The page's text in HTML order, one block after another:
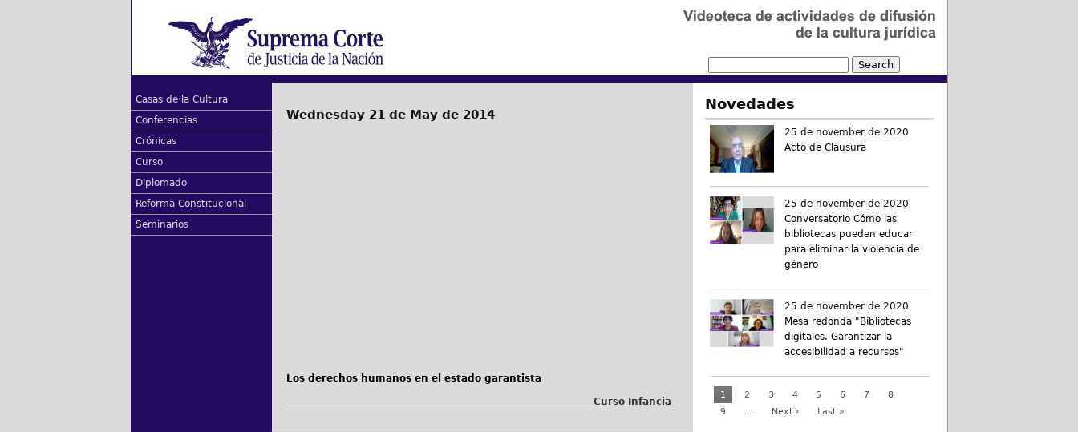
Casas de la Cultura
Conferencias
Crónicas
Curso
Diplomado
Reforma Constitucional
Seminarios
Wednesday 21 de May de 2014
Los derechos humanos en el estado garantista
Curso Infancia
Novedades
25 de november de 2020
Acto de Clausura
25 de november de 2020
Conversatorio Cómo las
bibliotecas pueden educar
para eliminar la violencia de
género
25 de november de 2020
Mesa redonda "Bibliotecas
digitales. Garantizar la
accesibilidad a recursos"
1 2 3 4 5 6 7
8
9
… Next › Last »